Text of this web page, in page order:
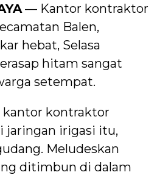
— Kantor kontraktor
Balen,
hebat, Selasa
hitam sangat
setempat.
kantor kontraktor
jaringan irigasi itu,
Meludeskan
ditimbun di dalam